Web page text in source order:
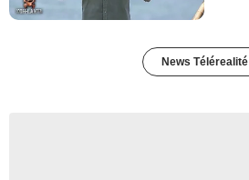
News Télérealité